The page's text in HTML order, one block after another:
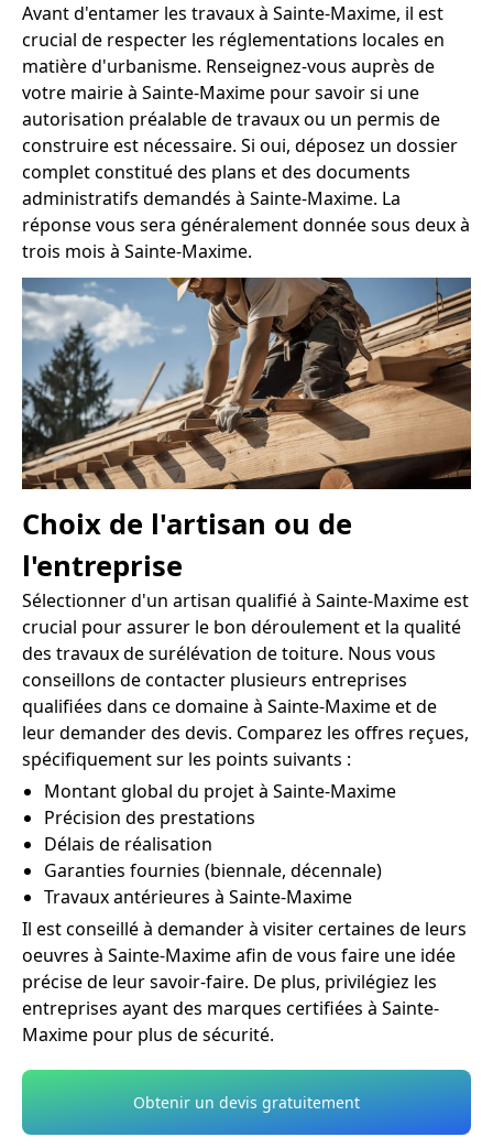
Avant d'entamer les travaux à Sainte-Maxime, il est
crucial de respecter les réglementations locales en
matière d'urbanisme. Renseignez-vous auprès de
votre mairie à Sainte-Maxime pour savoir si une
autorisation préalable de travaux ou un permis de
construire est nécessaire. Si oui, déposez un dossier
complet constitué des plans et des documents
administratifs demandés à Sainte-Maxime. La
réponse vous sera généralement donnée sous deux à
trois mois à Sainte-Maxime.
Choix de l'artisan ou de
l'entreprise
Sélectionner d'un artisan qualifié à Sainte-Maxime est
crucial pour assurer le bon déroulement et la qualité
des travaux de surélévation de toiture. Nous vous
conseillons de contacter plusieurs entreprises
qualifiées dans ce domaine à Sainte-Maxime et de
leur demander des devis. Comparez les offres reçues,
spécifiquement sur les points suivants :
Montant global du projet à Sainte-Maxime
Précision des prestations
Délais de réalisation
Garanties fournies (biennale, décennale)
Travaux antérieures à Sainte-Maxime
Il est conseillé à demander à visiter certaines de leurs
oeuvres à Sainte-Maxime afin de vous faire une idée
précise de leur savoir-faire. De plus, privilégiez les
entreprises ayant des marques certifiées à Sainte-
Maxime pour plus de sécurité.
Obtenir un devis gratuitement